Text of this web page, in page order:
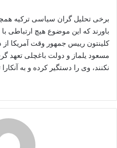
برخی تحلیل گران سیاسی ترکیه
باورند که این موضوع هیچ ارتباطی با
کلینتون رییس جمهور وقت آمریکا از
مسعود یلماز و دولت باغچلی تعهد
نکنند، وی را دستگیر کرده و به